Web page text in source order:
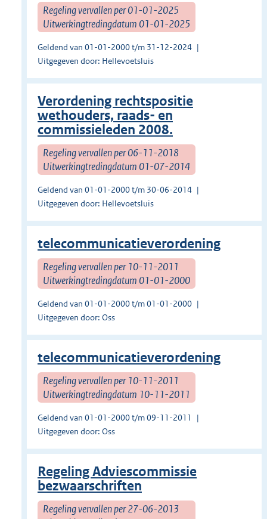
Regeling vervallen per 01-01-2025
Uitwerkingtredingdatum 01-01-2025
Geldend van 01-01-2000 t/m 31-12-2024
Uitgegeven door: Hellevoetsluis
Verordening rechtspositie
wethouders, raads- en
commissieleden 2008.
Regeling vervallen per 06-11-2018
Uitwerkingtredingdatum 01-07-2014
Geldend van 01-01-2000 t/m 30-06-2014
Uitgegeven door: Hellevoetsluis
telecommunicatieverordening
Regeling vervallen per 10-11-2011
Uitwerkingtredingdatum 01-01-2000
Geldend van 01-01-2000 t/m 01-01-2000
Uitgegeven door: Oss
telecommunicatieverordening
Regeling vervallen per 10-11-2011
Uitwerkingtredingdatum 10-11-2011
Geldend van 01-01-2000 t/m 09-11-2011
Uitgegeven door: Oss
Regeling Adviescommissie
bezwaarschriften
Regeling vervallen per 27-06-2013